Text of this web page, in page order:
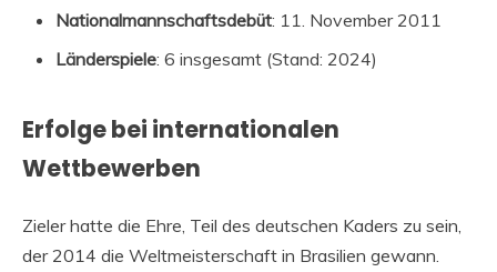
Nationalmannschaftsdebüt: 11. November 2011
Länderspiele: 6 insgesamt (Stand: 2024)
Erfolge bei internationalen
Wettbewerben
Zieler hatte die Ehre, Teil des deutschen Kaders zu sein,
der 2014 die Weltmeisterschaft in Brasilien gewann.